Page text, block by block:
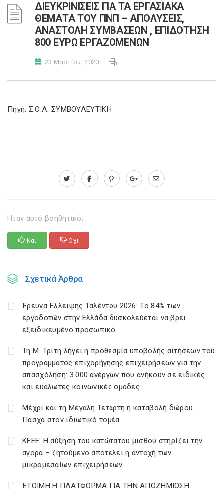
ΔΙΕΥΚΡΙΝΙΣΕΙΣ ΓΙΑ ΤΑ ΕΡΓΑΣΙΑΚΑ
ΘΕΜΑΤΑ ΤΟΥ ΠΝΠ – ΑΠΟΛΥΣΕΙΣ,
ΑΝΑΣΤΟΛΗ ΣΥΜΒΑΣΕΩΝ , ΕΠΙΔΟΤΗΣΗ
800 ΕΥΡΩ ΕΡΓΑΖΟΜΕΝΩΝ
23 Μαρτίου, 2020
Πηγή: Σ.Ο.Λ. ΣΥΜΒΟΥΛΕΥΤΙΚΗ
Ηταν αυτό βοηθητικό;
Ναι Οχι
Σχετικά Άρθρα
Έρευνα Έλλειψης Ταλέντου 2026: Το 84% των
εργοδοτών στην Ελλάδα δυσκολεύεται να βρει
εξειδικευμένο προσωπικό
Τη Μ. Τρίτη λήγει η προθεσμία υποβολής αιτήσεων του
προγράμματος επιχορήγησης επιχειρήσεων για την
απασχόληση: 3.000 ανέργων που ανήκουν σε ειδικές
και ευάλωτες κοινωνικές ομάδες
Μέχρι και τη Μεγάλη Τετάρτη η καταβολή δώρου
Πάσχα στον ιδιωτικό τομέα
ΚΕΕΕ: Η αύξηση του κατώτατου μισθού στηρίζει την
αγορά – ζητούμενο αποτελεί η αντοχή των
μικρομεσαίων επιχειρήσεων
ΈΤΟΙΜΗ Η ΠΛΑΤΦΟΡΜΑ ΓΙΑ ΤΗΝ ΑΠΟΖΗΜΙΩΣΗ